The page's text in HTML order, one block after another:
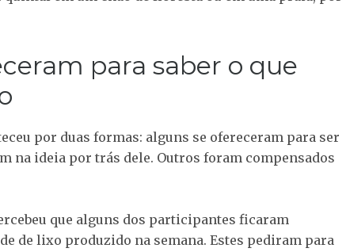
para saber o que
por duas formas: alguns se ofereceram para ser
na ideia por trás dele. Outros foram compensados
que alguns dos participantes ficaram
de lixo produzido na semana. Estes pediram para